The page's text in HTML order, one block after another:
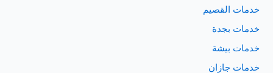
خدمات القصيم
خدمات بجدة
خدمات بيشة
خدمات جازان